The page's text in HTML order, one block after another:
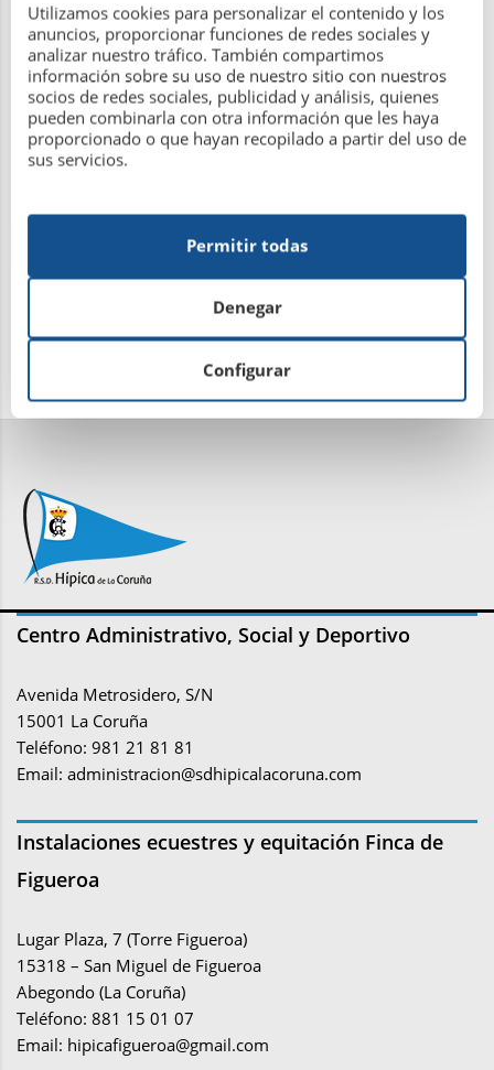
Centro Administrativo, Social y Deportivo
Avenida Metrosidero, S/N
15001 La Coruña
Teléfono: 981 21 81 81
Email: administracion@sdhipicalacoruna.com
Instalaciones ecuestres y equitación Finca de
Figueroa
Lugar Plaza, 7 (Torre Figueroa)
15318 – San Miguel de Figueroa
Abegondo (La Coruña)
Teléfono: 881 15 01 07
Email: hipicafigueroa@gmail.com
Utilizamos cookies para personalizar el contenido y los
anuncios, proporcionar funciones de redes sociales y
analizar nuestro tráfico. También compartimos
información sobre su uso de nuestro sitio con nuestros
socios de redes sociales, publicidad y análisis, quienes
pueden combinarla con otra información que les haya
proporcionado o que hayan recopilado a partir del uso de
sus servicios.
Configurar
Denegar
Permitir todas